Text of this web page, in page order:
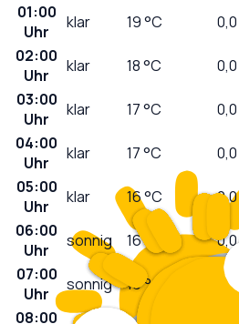
01:00
Uhr
klar 19°C 0,0
02:00
Uhr
klar 18°C 0,0
03:00
Uhr
klar 17°C 0,0
04:00
Uhr
klar 17°C 0,0
05:00
Uhr
klar 16°C 0,0
06:00
Uhr
sonnig 16°C 0,0
07:00
Uhr
sonnig 16°C 0,0
08:00